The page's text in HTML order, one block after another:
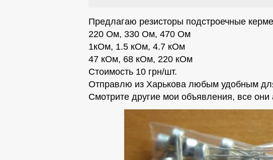
Предлагаю резисторы подстроечные
220 Ом, 330 Ом, 470 Ом
1кОм, 1.5 кОм, 4.7 кОм
47 кОм, 68 кОм, 220 кОм
Стоимость 10 грн/шт.
Отправлю из Харькова любым удобным
Смотрите другие мои объявления, все они